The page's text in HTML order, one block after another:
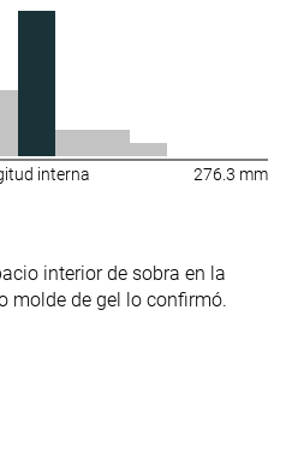
interna 276.3 mm
interior de sobra en la
molde de gel lo confirmó.